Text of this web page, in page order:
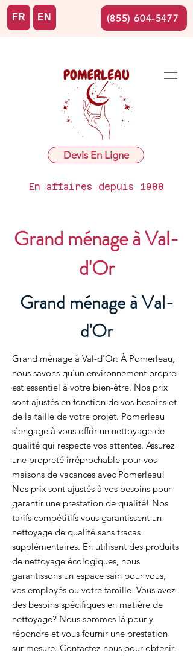
Devis En Ligne
En affaires depuis 1988
FR EN (855) 604-5477
Grand ménage à Val-
d'Or
Grand ménage à Val-
d'Or
Grand ménage à Val-d'Or: À Pomerleau,
nous savons qu'un environnement propre
est essentiel à votre bien-être. Nos prix
sont ajustés en fonction de vos besoins et
de la taille de votre projet. Pomerleau
s'engage à vous offrir un nettoyage de
qualité qui respecte vos attentes. Assurez
une propreté irréprochable pour vos
maisons de vacances avec Pomerleau!
Nos prix sont ajustés à vos besoins pour
garantir une prestation de qualité! Nos
tarifs compétitifs vous garantissent un
nettoyage de qualité sans tracas
supplémentaires. En utilisant des produits
de nettoyage écologiques, nous
garantissons un espace sain pour vous,
vos employés ou votre famille. Vous avez
des besoins spécifiques en matière de
nettoyage? Nous sommes là pour y
répondre et vous fournir une prestation
sur mesure. Contactez-nous pour obtenir